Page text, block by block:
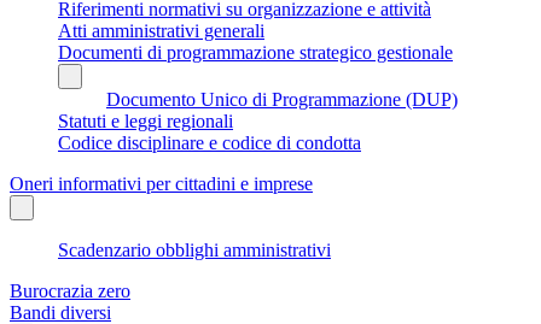
Riferimenti normativi su organizzazione e attività
Atti amministrativi generali
Documenti di programmazione strategico gestionale
Documento Unico di Programmazione (DUP)
Statuti e leggi regionali
Codice disciplinare e codice di condotta
Oneri informativi per cittadini e imprese
Scadenzario obblighi amministrativi
Burocrazia zero
Bandi diversi